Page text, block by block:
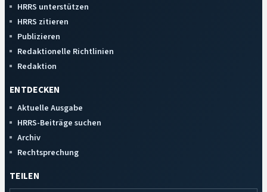
HRRS unterstützen
HRRS zitieren
Publizieren
Redaktionelle Richtlinien
Redaktion
ENTDECKEN
Aktuelle Ausgabe
HRRS-Beiträge suchen
Archiv
Rechtsprechung
TEILEN